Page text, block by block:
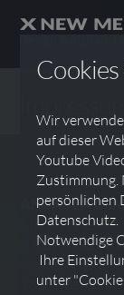
Wir
auf dieser
Youtube
Zustimmung.
persönlichen
Datenschutz.
Notwendige
Ihre
unter
ANGABEN
Martin Wieser
X NEW
13189 Berlin